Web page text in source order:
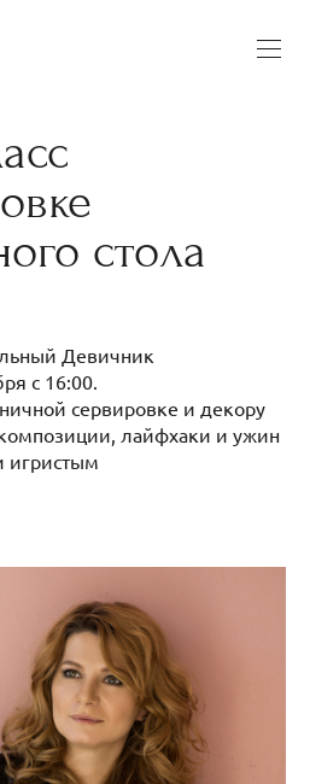
стола
Девичник
с 16:00.
сервировке и декору
лайфхаки и ужин
игристым